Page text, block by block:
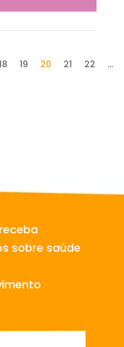
19 20 21 22
...
sobre saúde